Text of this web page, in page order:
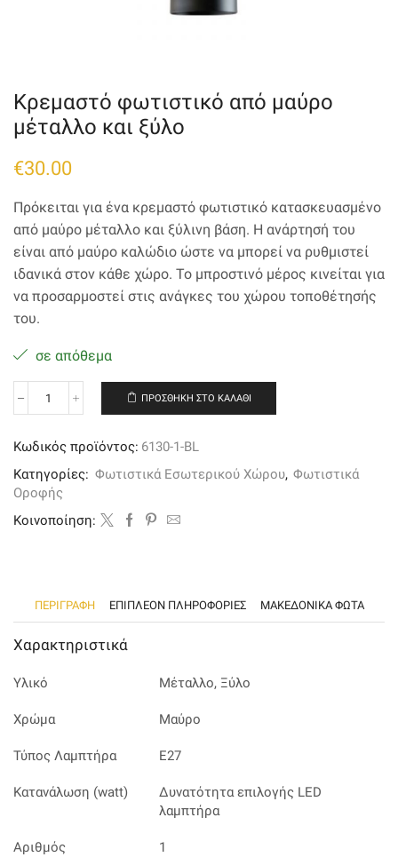
Κρεμαστό φωτιστικό από μαύρο
μέταλλο και ξύλο
€30.00
Πρόκειται για ένα κρεμαστό φωτιστικό κατασκευασμένο
από μαύρο μέταλλο και ξύλινη βάση. Η ανάρτησή του
είναι από μαύρο καλώδιο ώστε να μπορεί να ρυθμιστεί
ιδανικά στον κάθε χώρο. Το μπροστινό μέρος κινείται για
να προσαρμοστεί στις ανάγκες του χώρου τοποθέτησής
του.
σε απόθεμα
Κρεμαστό
μαύρο
μέταλλο
και
ξύλο
ποσότητα
ΠΡΟΣΘΉΚΗ ΣΤΟ ΚΑΛΆΘΙ
Κωδικός προϊόντος: 6130-1-BL
Κατηγορίες: Φωτιστικά Εσωτερικού Χώρου, Φωτιστικά
Οροφής
Kοινοποίηση:
ΠΕΡΙΓΡΑΦΉ ΕΠΙΠΛΈΟΝ ΠΛΗΡΟΦΟΡΊΕΣ ΜΑΚΕΔΟΝΙΚΑ ΦΩΤΑ
Χαρακτηριστικά
Υλικό Μέταλλο, Ξύλο
Χρώμα Μαύρο
Τύπος Λαμπτήρα Ε27
Κατανάλωση (watt)
Δυνατότητα επιλογής LED
λαμπτήρα
Αριθμός
1